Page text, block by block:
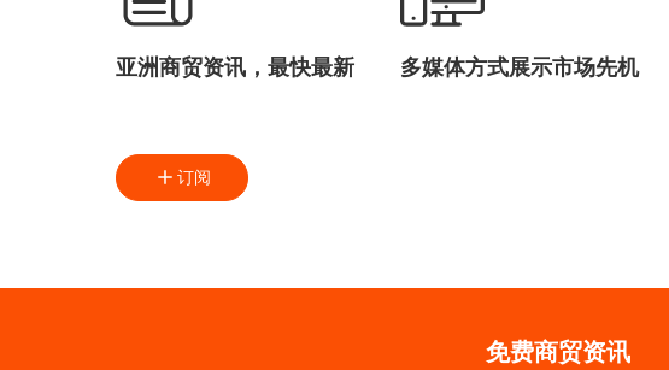
亚洲商贸资讯，最快最新 多媒体方式展示市场先机
订阅
免费商贸资讯